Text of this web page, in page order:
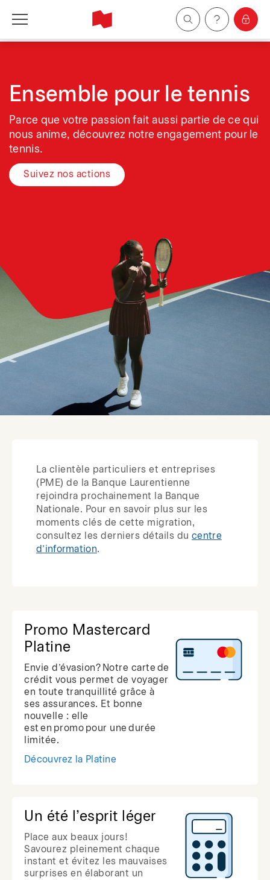
Entreprises
Gestion de patrimoine
À propos de nous
Devenir client
Ensemble pour le tennis
Parce que votre passion fait aussi partie de ce qui
nous anime, découvrez notre engagement pour le
tennis.
Suivez nos actions
La clientèle particuliers et entreprises
(PME) de la Banque Laurentienne
rejoindra prochainement la Banque
Nationale. Pour en savoir plus sur les
moments clés de cette migration,
consultez les derniers détails du centre
d’information.
Promo Mastercard
Platine
Envie d’évasion? Notre carte de
crédit vous permet de voyager
en toute tranquillité grâce à
ses assurances. Et bonne
nouvelle : elle
est en promo pour une durée
limitée.
Découvrez la Platine
Un été l’esprit léger
Place aux beaux jours!
Savourez pleinement chaque
instant et évitez les mauvaises
surprises en élaborant un